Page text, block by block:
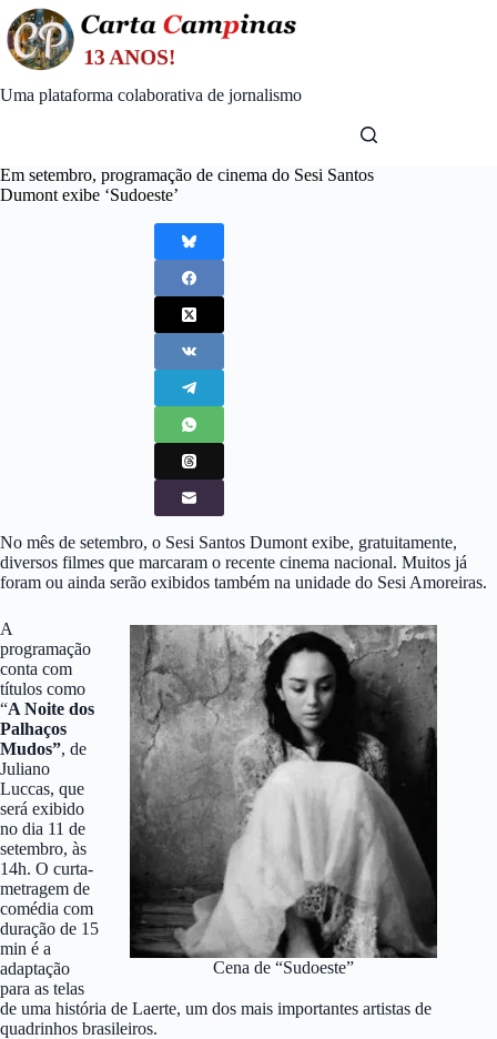
Skip
to
content
Uma plataforma colaborativa de jornalismo
Em setembro, programação de cinema do Sesi Santos
Dumont exibe ‘Sudoeste’
No mês de setembro, o Sesi Santos Dumont exibe, gratuitamente,
diversos filmes que marcaram o recente cinema nacional. Muitos já
foram ou ainda serão exibidos também na unidade do Sesi Amoreiras.
Cena de “Sudoeste”
A
programação
conta com
títulos como
“A Noite dos
Palhaços
Mudos”, de
Juliano
Luccas, que
será exibido
no dia 11 de
setembro, às
14h. O curta-
metragem de
comédia com
duração de 15
min é a
adaptação
para as telas
de uma história de Laerte, um dos mais importantes artistas de
quadrinhos brasileiros.